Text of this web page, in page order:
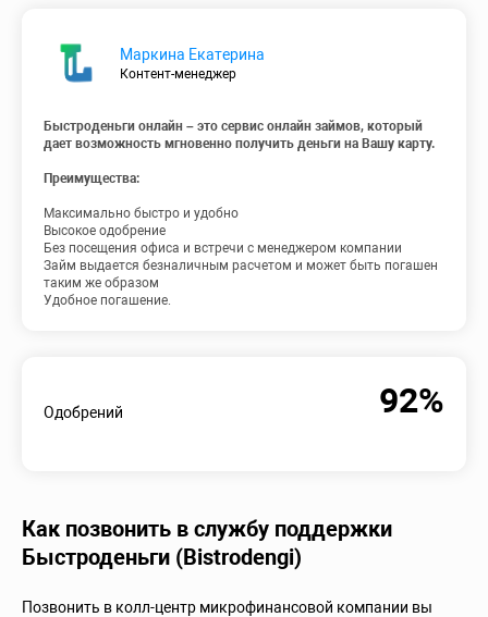
Маркина Екатерина
Контент-менеджер
Быстроденьги онлайн – это сервис онлайн займов, который
дает возможность мгновенно получить деньги на Вашу карту.
Преимущества:
Максимально быстро и удобно
Высокое одобрение
Без посещения офиса и встречи с менеджером компании
Займ выдается безналичным расчетом и может быть погашен
таким же образом
Удобное погашение.
Одобрений 92%
Как позвонить в службу поддержки
Быстроденьги (Bistrodengi)
Позвонить в колл-центр микрофинансовой компании вы